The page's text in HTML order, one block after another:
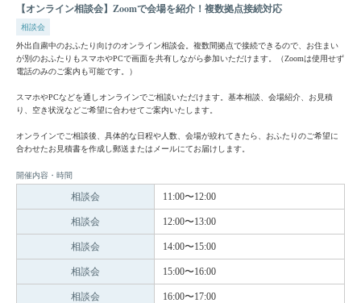
【オンライン相談会】Zoomで会場を紹介！複数拠点接続対応
相談会
外出自粛中のおふたり向けのオンライン相談会。複数間拠点で接続できるので、お住まい
が別のおふたりもスマホやPCで画面を共有しながら参加いただけます。（Zoomは使用せず
電話のみのご案内も可能です。）
スマホやPCなどを通しオンラインでご相談いただけます。基本相談、会場紹介、お見積
り、空き状況などご希望に合わせてご案内いたします。
オンラインでご相談後、具体的な日程や人数、会場が絞れてきたら、おふたりのご希望に
合わせたお見積書を作成し郵送またはメールにてお届けします。
開催内容・時間
相談会 11:00〜12:00
相談会 12:00〜13:00
相談会 14:00〜15:00
相談会 15:00〜16:00
相談会 16:00〜17:00